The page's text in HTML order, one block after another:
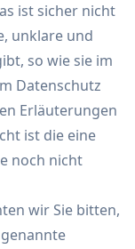
ist sicher nicht
unklare und
so wie sie im
Datenschutz
Erläuterungen
ist die eine
noch nicht
wir Sie bitten,